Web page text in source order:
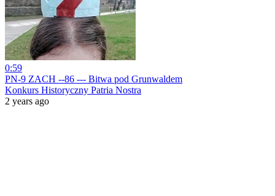
0:59
PN-9 ZACH --86 --- Bitwa pod Grunwaldem
Konkurs Historyczny Patria Nostra
2 years ago